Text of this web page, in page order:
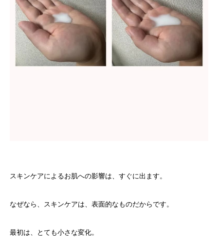
スキンケアによるお肌への影響は、すぐに出ます。
なぜなら、スキンケアは、表面的なものだからです。
最初は、とても小さな変化。